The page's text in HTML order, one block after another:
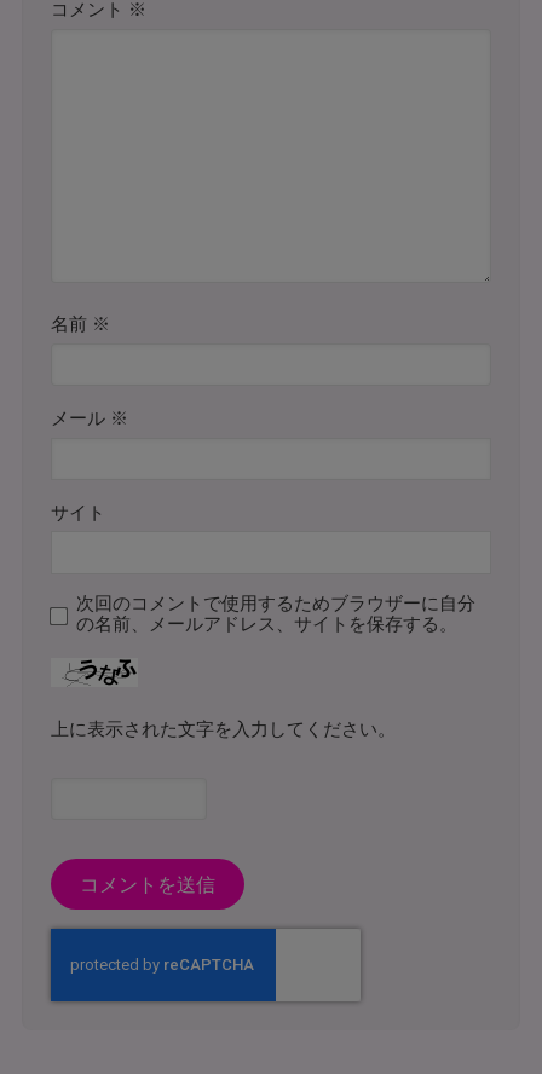
コメント ※
名前 ※
メール ※
サイト
次回のコメントで使用するためブラウザーに自分
の名前、メールアドレス、サイトを保存する。
上に表示された文字を入力してください。